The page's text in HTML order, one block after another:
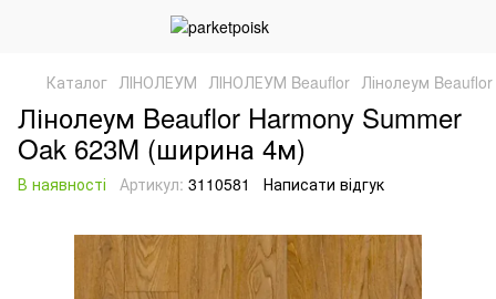
Каталог ЛІНОЛЕУМ ЛІНОЛЕУМ Beauflor Лінолеум
Лінолеум Beauflor Harmony Summer
Oak 623M (ширина 4м)
В наявності Артикул: 3110581 Написати відгук